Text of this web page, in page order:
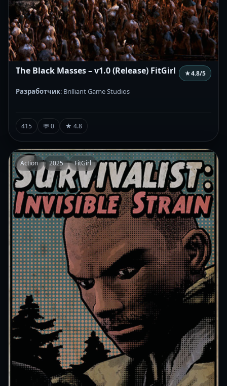
The Black Masses – v1.0 (Release) FitGirl ★4.8/5
Разработчик: Brilliant Game Studios
415 💬 0 ★ 4.8
Action 2025 FitGirl